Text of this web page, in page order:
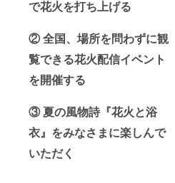
で花火を打ち上げる
② 全国、場所を問わずに観
覧できる花火配信イベント
を開催する
③ 夏の風物詩『花火と浴
衣』をみなさまに楽しんで
いただく